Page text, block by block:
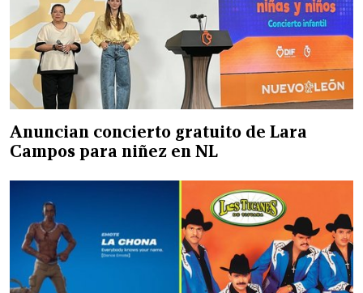
Anuncian concierto gratuito de Lara
Campos para niñez en NL